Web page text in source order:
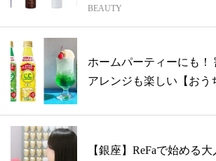
気商...
BEAUTY
ホームパーティーにも！
アレンジも楽しい【おう
【銀座】ReFaで始める